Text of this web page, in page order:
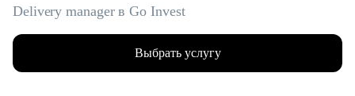
Delivery manager в Go Invest
Выбрать услугу